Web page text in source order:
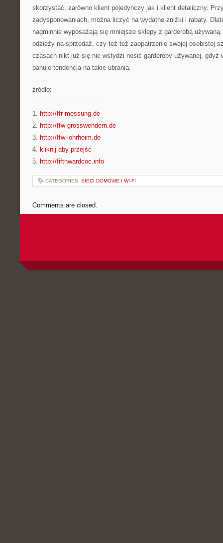
skorzystać, zarówno klient pojedynczy jak i klient detaliczny.
zadysponowaniach, można liczyć na wydatne zniżki i rabaty.
nagminnie wyposażają się mniejsze sklepy z garderobą
odzieży na sprzedaż, czy też też zaopatrzenie swojej osobistej
czasach nikt już się nie wstydzi nosić garderoby używanej, gdyż
panuje tendencja na takie ubrania.
źródło:
———————————
1. http://ffr-messung.de
2. http://ffw-grosswendern.de
3. http://ffw-lohrheim.de
4. kliknij aby przejść
5. http://fifthwardcoc.info
CATEGORIES: SIECI DOMOWE I WI-FI
Comments are closed.